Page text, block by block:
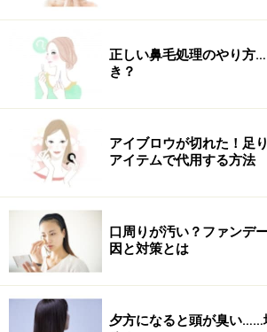
正しい鼻毛処理のやり方
き？
アイブロウが切れた！足
アイテムで代用する方法
口周りが汚い？ファンデ
因と対策とは
夕方になると頭が臭い……